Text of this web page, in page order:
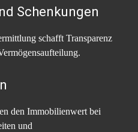
Schenkungen
schafft Transparenz
den Immobilienwert bei
und